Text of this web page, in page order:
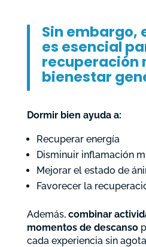
Sin embargo,
es esencial
recuperación
bienestar
Dormir bien ayuda a:
Recuperar energía
Disminuir inflamación
Mejorar el estado de
Favorecer la
Además, combinar
momentos de descanso
cada experiencia sin